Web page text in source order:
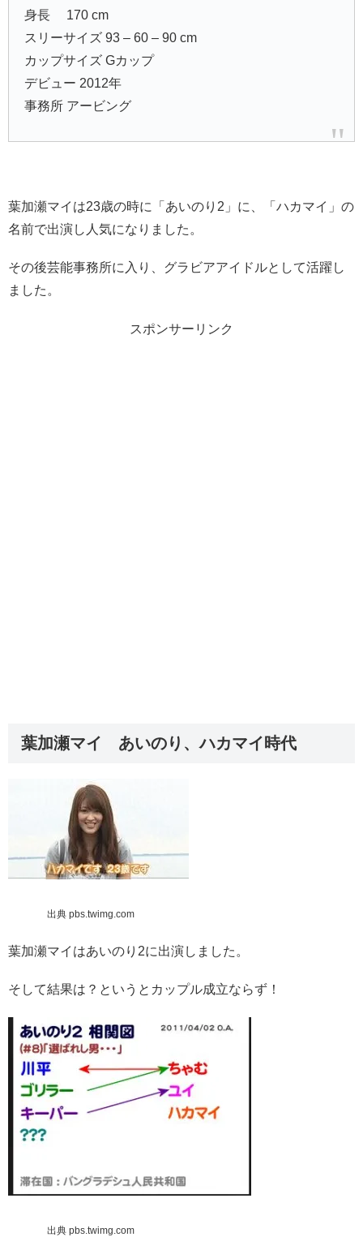
身長 170 cm
スリーサイズ 93 – 60 – 90 cm
カップサイズ Gカップ
デビュー 2012年
事務所 アービング
葉加瀬マイは23歳の時に「あいのり2」に、「ハカマイ」の
名前で出演し人気になりました。
その後芸能事務所に入り、グラビアアイドルとして活躍し
ました。
スポンサーリンク
葉加瀬マイ あいのり、ハカマイ時代
出典 pbs.twimg.com
葉加瀬マイはあいのり2に出演しました。
そして結果は？というとカップル成立ならず！
出典 pbs.twimg.com